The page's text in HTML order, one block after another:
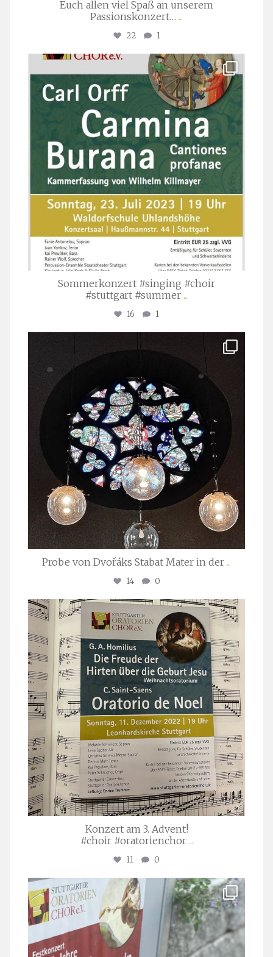
Euch allen viel Spaß an unserem
Passionskonzert… ...
22 1
stuttgarter_oratorienchor
Juli 22
Sommerkonzert #singing #choir
#stuttgart #summer ...
16 1
Apr. 1
Probe von Dvořáks Stabat Mater in der ...
14 0
stuttgarter_oratorienchor
Nov. 29
Konzert am 3. Advent!
#choir #oratorienchor ...
11 0
stuttgarter_oratorienchor
Juli 23